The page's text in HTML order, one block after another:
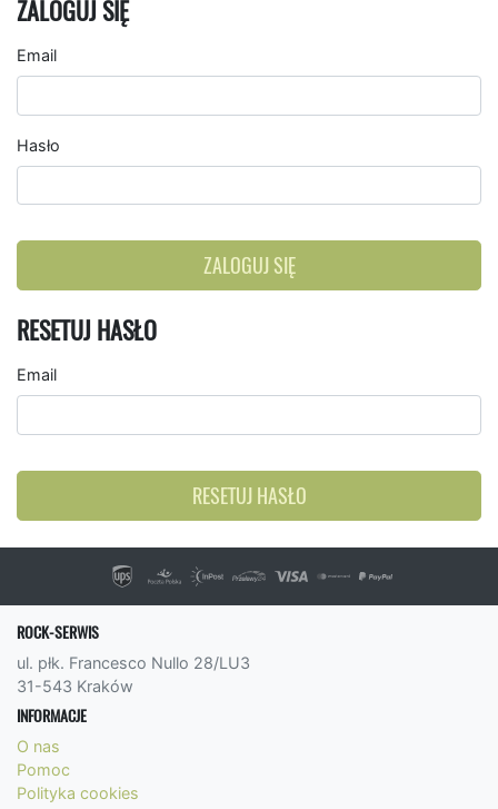
ZALOGUJ SIĘ
Email
Hasło
ZALOGUJ SIĘ
RESETUJ HASŁO
Email
RESETUJ HASŁO
ROCK-SERWIS
ul. płk. Francesco Nullo 28/LU3
31-543 Kraków
INFORMACJE
O nas
Pomoc
Polityka cookies